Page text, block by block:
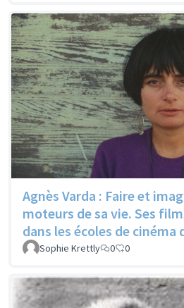
Agnès Varda : Faire et
moteurs de sa vie. Ses
dans les écoles de
Sophie Krettly 0 0